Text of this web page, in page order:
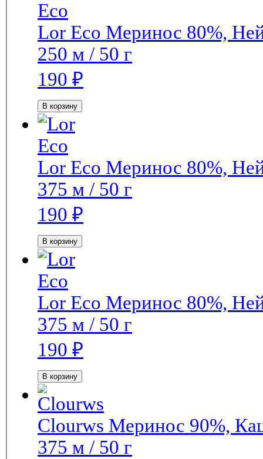
Lor Eco Меринос 80%,
250 м / 50 г
190 ₽
В корзину
Lor Eco Меринос 80%,
375 м / 50 г
190 ₽
В корзину
Lor Eco Меринос 80%,
375 м / 50 г
190 ₽
В корзину
Clourws Меринос 90%,
375 м / 50 г